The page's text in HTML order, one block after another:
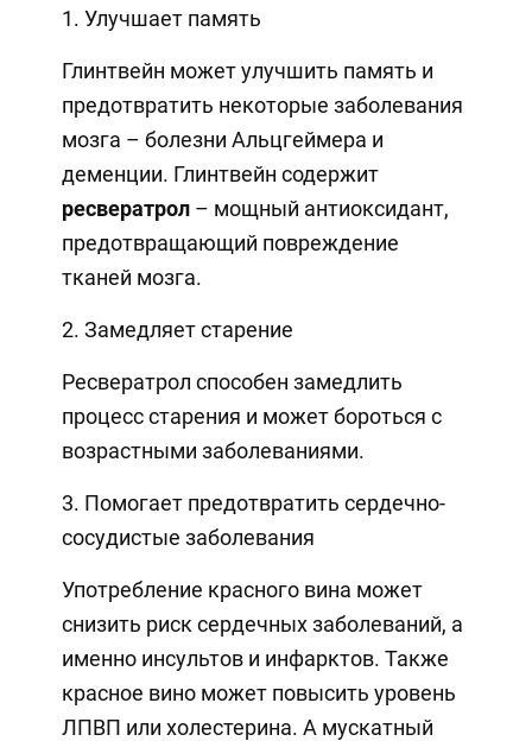
1. Улучшает память
Глинтвейн может улучшить память и
предотвратить некоторые заболевания
мозга – болезни Альцгеймера и
деменции. Глинтвейн содержит
ресвератрол– мощный антиоксидант,
предотвращающий повреждение
тканей мозга.
2. Замедляет старение
Ресвератрол способен замедлить
процесс старения и может бороться с
возрастными заболеваниями.
3. Помогает предотвратить сердечно-
сосудистые заболевания
Употребление красного вина может
снизить риск сердечных заболеваний, а
именно инсультов и инфарктов. Также
красное вино может повысить уровень
ЛПВП или холестерина. А мускатный